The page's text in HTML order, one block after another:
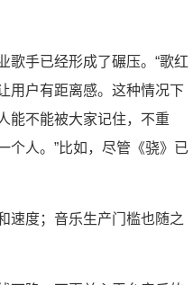
歌手已经形成了碾压。“歌红
用户有距离感。这种情况下
能不能被大家记住，不重
个人。”比如，尽管《骁》已
速度；音乐生产门槛也随之